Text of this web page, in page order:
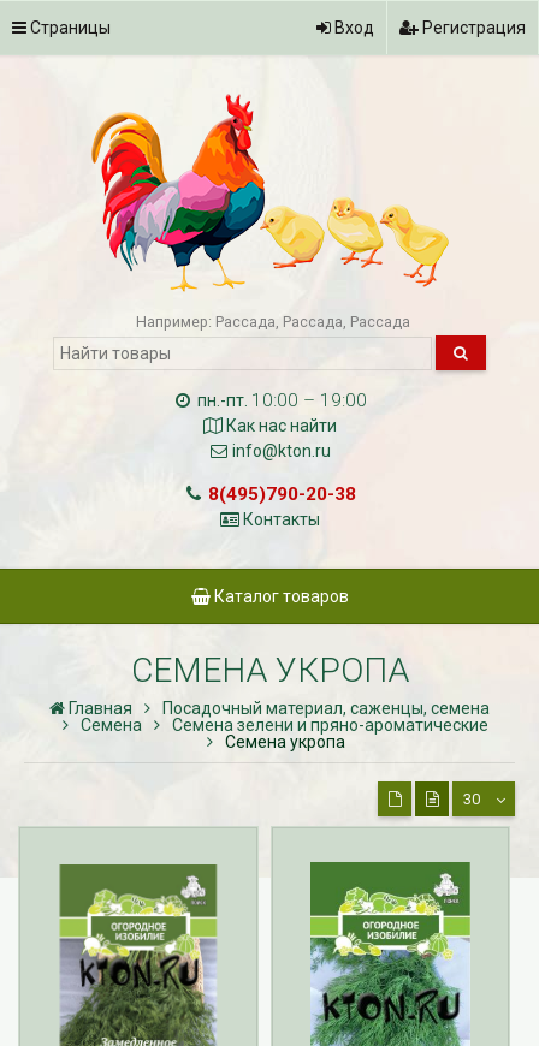
Страницы Вход Регистрация
Например: Рассада Рассада Рассада
пн.-пт. 10:00 – 19:00
Как нас найти
info@kton.ru
8(495)790-20-38
Контакты
Каталог товаров
СЕМЕНА УКРОПА
Главная
Посадочный материал, саженцы, семена
Семена
Семена зелени и пряно-ароматические
Семена укропа
30